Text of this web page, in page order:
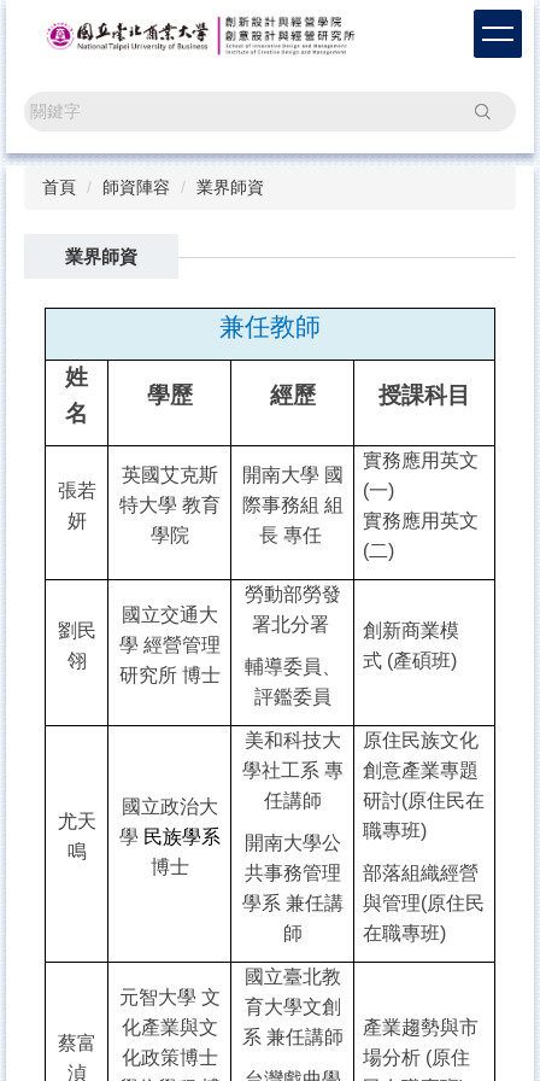
區
搜尋
首頁 師資陣容 業界師資
業界師資
兼任教師
姓
名
學歷 經歷 授課科目
張若
妍
英國艾克斯
特大學 教育
學院
開南大學 國
際事務組 組
長 專任
實務應用英文
(一)
實務應用英文
(二)
劉民
翎
國立交通大
學 經營管理
研究所 博士
勞動部勞發
署北分署
輔導委員、
評鑑委員
創新商業模
式 (產碩班)
尤天
鳴
國立政治大
學 民族學系
博士
美和科技大
學社工系 專
任講師
開南大學公
共事務管理
學系 兼任講
師
原住民族文化
創意產業專題
研討(原住民在
職專班)
部落組織經營
與管理(原住民
在職專班)
蔡富
湞
元智大學 文
化產業與文
化政策博士
國立臺北教
育大學文創
系 兼任講師
產業趨勢與市
場分析 (原住